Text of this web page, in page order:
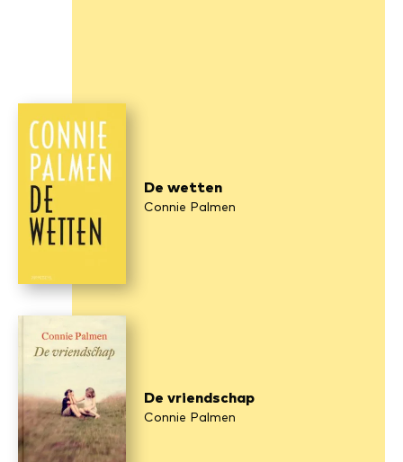
De wetten
Connie Palmen
De vriendschap
Connie Palmen